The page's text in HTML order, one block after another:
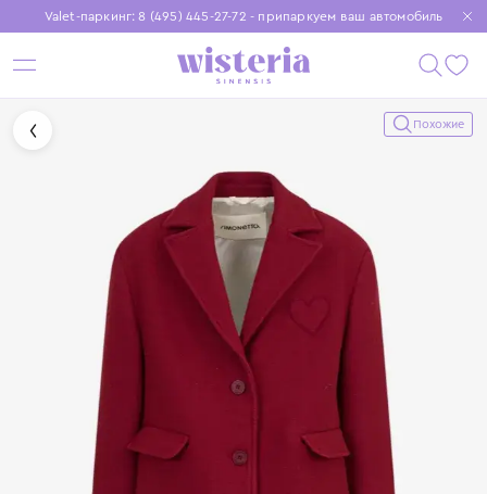
Valet-паркинг: 8 (495) 445-27-72 - припаркуем ваш автомобиль
Бесплатная доставка при заказе от 15 000 ₽
Установите приложение, чтобы покупки были еще удобнее
Похожие